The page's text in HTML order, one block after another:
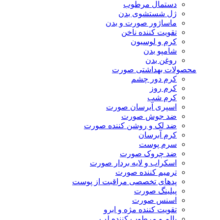
دستمال مرطوب
ژل شستشوی بدن
ماساژور صورت و بدن
تقویت کننده ناخن
کرم و لوسیون
شامپو بدن
روغن بدن
محصولات بهداشتی صورت
کرم دور چشم
کرم روز
کرم شب
اسپری آبرسان صورت
ضد جوش صورت
ضد لک و روشن کننده صورت
کرم آبرسان
سرم پوست
ضد چروک صورت
اسکراب و لایه بردار صورت
ترمیم کننده صورت
پدهای تخصصی مراقبت از پوست
پیلینگ صورت
اسنس صورت
تقویت کننده مژه و ابرو